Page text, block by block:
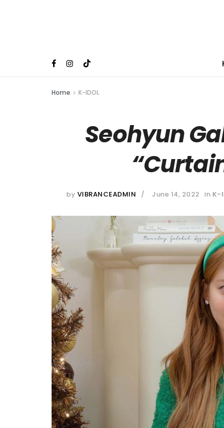
Home K-IDOL
Seohyun
by VIBRANCEADMIN June 14, 2022 in K-